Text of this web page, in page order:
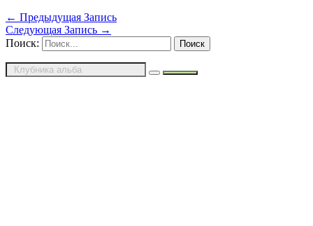
← Предыдущая Запись
Следующая Запись →
Поиск: